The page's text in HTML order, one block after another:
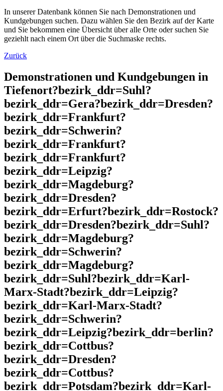
In unserer Datenbank können Sie nach Demonstrationen und
Kundgebungen suchen. Dazu wählen Sie den Bezirk auf der Karte
und Sie bekommen eine Übersicht über alle Orte oder suchen Sie
geziehlt nach einem Ort über die Suchmaske rechts.
Zurück
Demonstrationen und Kundgebungen in
Tiefenort?bezirk_ddr=Suhl?
bezirk_ddr=Gera?bezirk_ddr=Dresden?
bezirk_ddr=Frankfurt?
bezirk_ddr=Schwerin?
bezirk_ddr=Frankfurt?
bezirk_ddr=Frankfurt?
bezirk_ddr=Leipzig?
bezirk_ddr=Magdeburg?
bezirk_ddr=Dresden?
bezirk_ddr=Erfurt?bezirk_ddr=Rostock?
bezirk_ddr=Dresden?bezirk_ddr=Suhl?
bezirk_ddr=Magdeburg?
bezirk_ddr=Schwerin?
bezirk_ddr=Magdeburg?
bezirk_ddr=Suhl?bezirk_ddr=Karl-
Marx-Stadt?bezirk_ddr=Leipzig?
bezirk_ddr=Karl-Marx-Stadt?
bezirk_ddr=Schwerin?
bezirk_ddr=Leipzig?bezirk_ddr=berlin?
bezirk_ddr=Cottbus?
bezirk_ddr=Dresden?
bezirk_ddr=Cottbus?
bezirk_ddr=Potsdam?bezirk_ddr=Karl-